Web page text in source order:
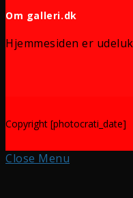
Om galleri.dk
Hjemmesiden er
Copyright [photocrati_date]
Close Menu